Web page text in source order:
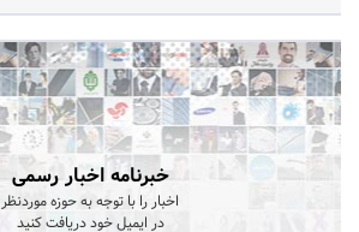
خبرنامه اخبار رسمی
اخبار را با توجه به حوزه موردنظر
در ایمیل خود دریافت کنید